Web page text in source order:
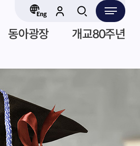
동아광장 개교80주년